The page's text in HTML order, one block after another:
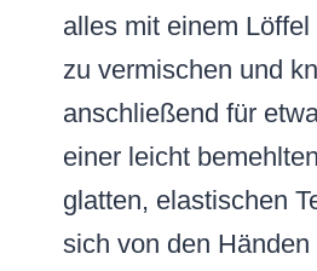
alles mit einem
zu vermischen und
anschließend für
einer leicht
glatten, elastischen
sich von den Händen